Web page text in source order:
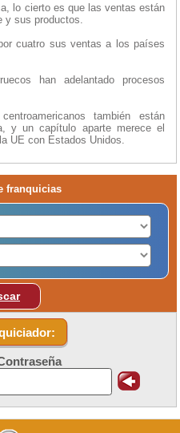
lo cierto es que las ventas están
y sus productos.
cuatro sus ventas a los países
han adelantado procesos
también están
y un capítulo aparte merece el
UE con Estados Unidos.
franquicias